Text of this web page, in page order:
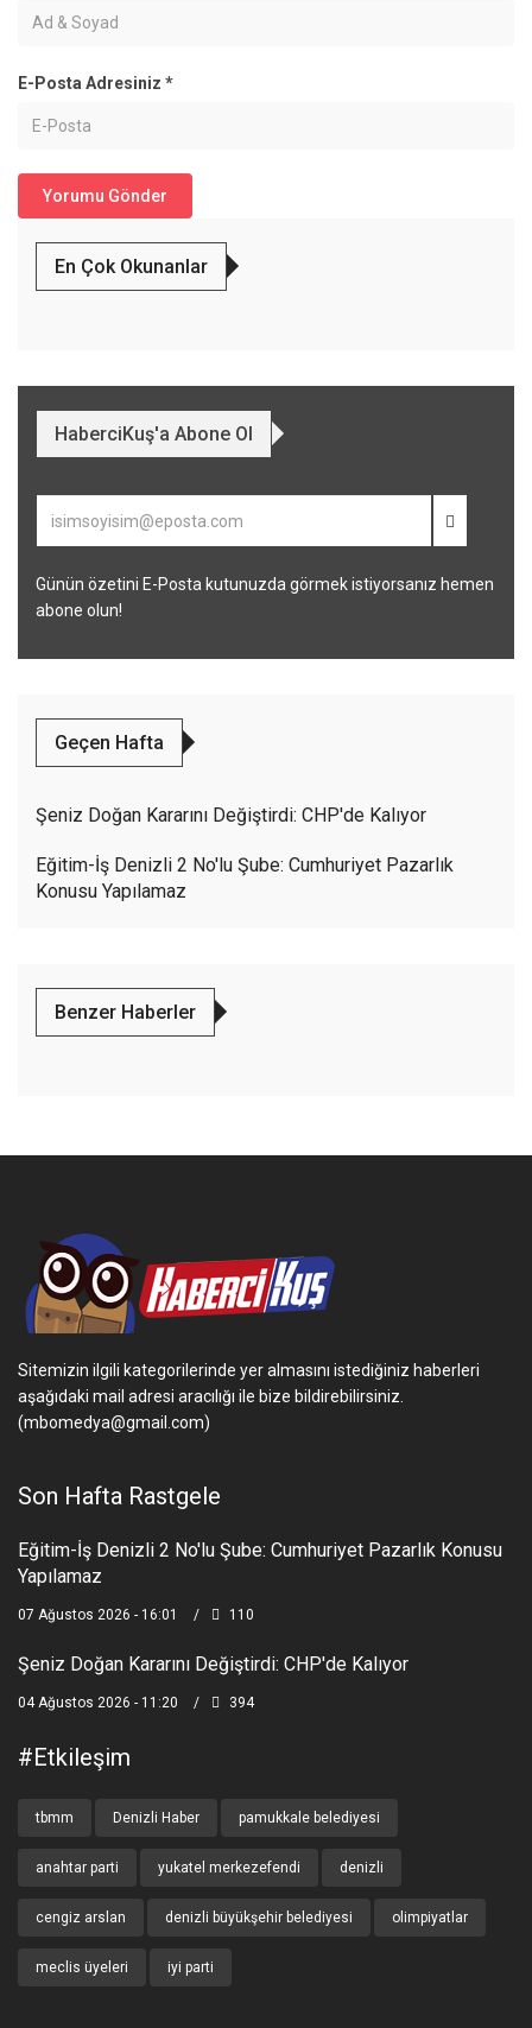
E-Posta Adresiniz *
En Çok Okunanlar
HaberciKuş'a Abone Ol
Günün özetini E-Posta kutunuzda görmek istiyorsanız hemen
abone olun!
Geçen Hafta
Şeniz Doğan Kararını Değiştirdi: CHP'de Kalıyor
Eğitim-İş Denizli 2 No'lu Şube: Cumhuriyet Pazarlık
Konusu Yapılamaz
Benzer Haberler
Sitemizin ilgili kategorilerinde yer almasını istediğiniz haberleri
aşağıdaki mail adresi aracılığı ile bize bildirebilirsiniz.
(mbomedya@gmail.com)
Son Hafta Rastgele
Eğitim-İş Denizli 2 No'lu Şube: Cumhuriyet Pazarlık Konusu
Yapılamaz
07 Ağustos 2026 - 16:01 110
Şeniz Doğan Kararını Değiştirdi: CHP'de Kalıyor
04 Ağustos 2026 - 11:20 394
#etkileşim
tbmm Denizli Haber pamukkale belediyesi
anahtar parti yukatel merkezefendi denizli
cengiz arslan denizli büyükşehir belediyesi olimpiyatlar
meclis üyeleri iyi parti